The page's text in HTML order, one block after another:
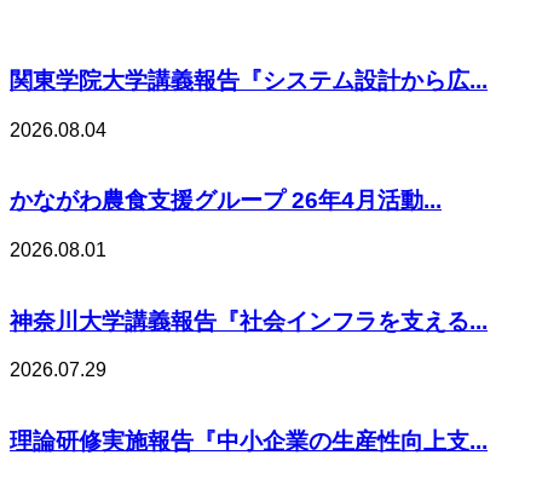
関東学院大学講義報告『システム設計から広...
2026.08.04
かながわ農食支援グループ 26年4月活動...
2026.08.01
神奈川大学講義報告『社会インフラを支える...
2026.07.29
理論研修実施報告『中小企業の生産性向上支...